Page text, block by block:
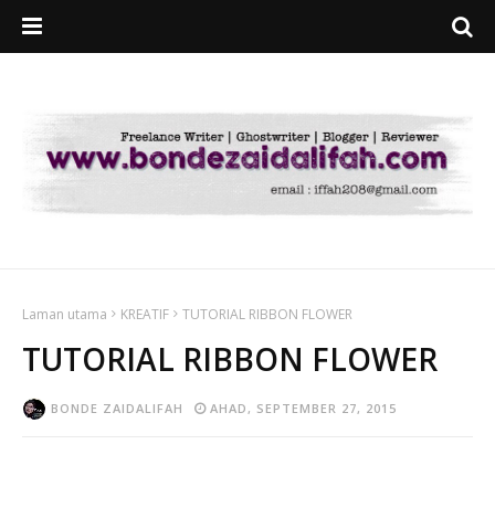
Laman utama KREATIF TUTORIAL RIBBON FLOWER
TUTORIAL RIBBON FLOWER
BONDE ZAIDALIFAH AHAD, SEPTEMBER 27, 2015